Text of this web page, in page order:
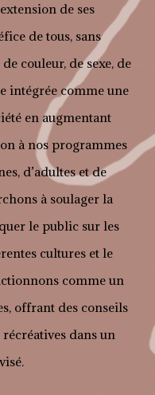
de ses
de tous, sans
couleur, de sexe, de
intégrée comme une
en augmentant
à nos programmes
d’adultes et de
à soulager la
le public sur les
cultures et le
comme un
offrant des conseils
dans un